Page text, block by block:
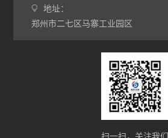
地址：
郑州市二七区马寨工业园区